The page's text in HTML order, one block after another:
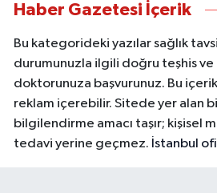
Haber Gazetesi İçerik
Bu kategorideki yazılar sağlık
durumunuzla ilgili doğru teşhis
doktorunuza başvurunuz. Bu
reklam içerebilir. Sitede yer alan
bilgilendirme amacı taşır; kişisel
tedavi yerine geçmez. İstanbul